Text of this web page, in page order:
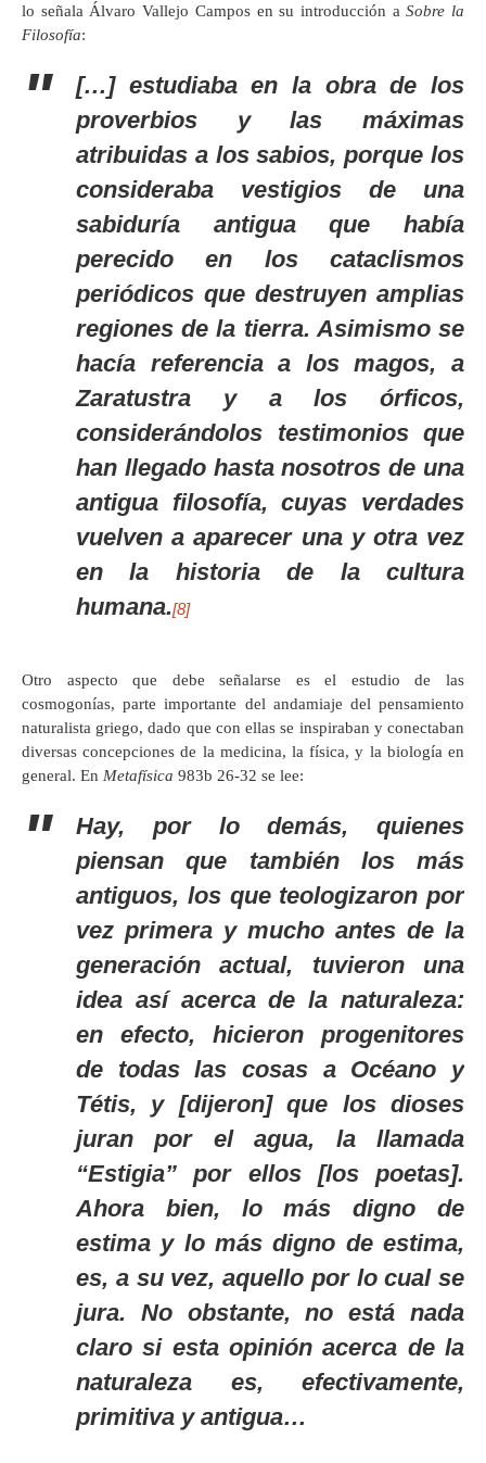
lo señala Álvaro Vallejo Campos en su introducción aSobre la
Filosofía:
[…] estudiaba en la obra de los
proverbios y las máximas
atribuidas a los sabios, porque los
consideraba vestigios de una
sabiduría antigua que había
perecido en los cataclismos
periódicos que destruyen amplias
regiones de la tierra. Asimismo se
hacía referencia a los magos, a
Zaratustra y a los órficos,
considerándolos testimonios que
han llegado hasta nosotros de una
antigua filosofía, cuyas verdades
vuelven a aparecer una y otra vez
en la historia de la cultura
humana.[8]
Otro aspecto que debe señalarse es el estudio de las
cosmogonías, parte importante del andamiaje del pensamiento
naturalista griego, dado que con ellas se inspiraban y conectaban
diversas concepciones de la medicina, la física, y la biología en
general. En Metafísica 983b 26-32 se lee:
Hay, por lo demás, quienes
piensan que también los más
antiguos, los que teologizaron por
vez primera y mucho antes de la
generación actual, tuvieron una
idea así acerca de la naturaleza:
en efecto, hicieron progenitores
de todas las cosas a Océano y
Tétis, y [dijeron] que los dioses
juran por el agua, la llamada
“Estigia” por ellos [los poetas].
Ahora bien, lo más digno de
estima y lo más digno de estima,
es, a su vez, aquello por lo cual se
jura. No obstante, no está nada
claro si esta opinión acerca de la
naturaleza es, efectivamente,
primitiva y antigua…